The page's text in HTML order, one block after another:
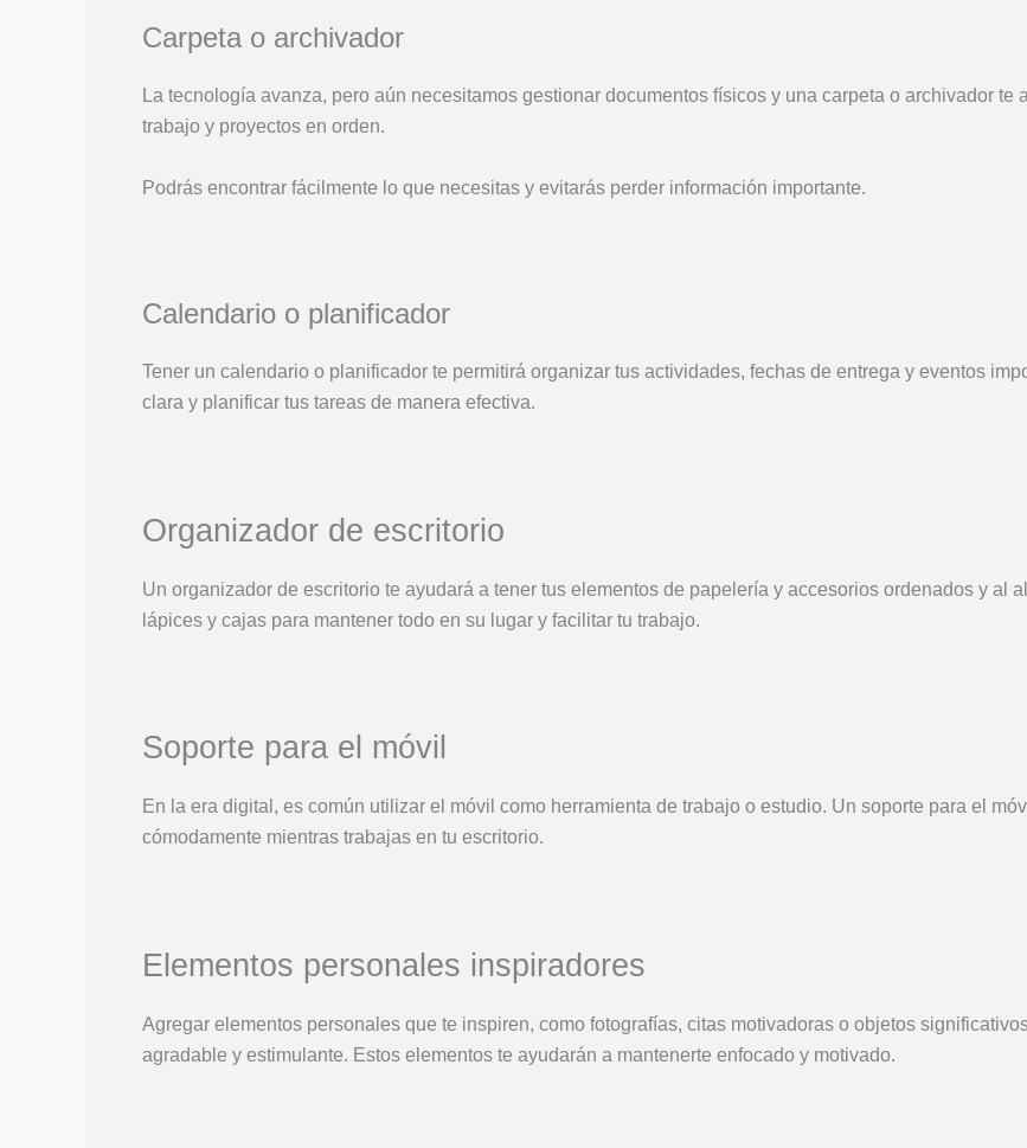
Carpeta o archivador
La tecnología avanza, pero aún necesitamos gestionar documentos físicos y una carpeta o archivador te
trabajo y proyectos en orden.
Podrás encontrar fácilmente lo que necesitas y evitarás perder información importante.
Calendario o planificador
Tener un calendario o planificador te permitirá organizar tus actividades, fechas de entrega y eventos
clara y planificar tus tareas de manera efectiva.
Organizador de escritorio
Un organizador de escritorio te ayudará a tener tus elementos de papelería y accesorios ordenados y al
lápices y cajas para mantener todo en su lugar y facilitar tu trabajo.
Soporte para el móvil
En la era digital, es común utilizar el móvil como herramienta de trabajo o estudio. Un soporte para el
cómodamente mientras trabajas en tu escritorio.
Elementos personales inspiradores
Agregar elementos personales que te inspiren, como fotografías, citas motivadoras o objetos
agradable y estimulante. Estos elementos te ayudarán a mantenerte enfocado y motivado.